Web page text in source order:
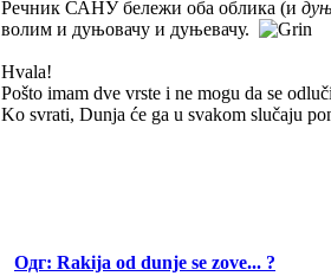
Речник САНУ бележи оба облика (и
волим и дуњовачу и дуњевачу.
Hvala!
Pošto imam dve vrste i ne mogu da se
Ko svrati, Dunja će ga u svakom slučaju
Одг: Rakija od dunje se zove... ?